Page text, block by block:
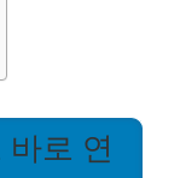
로 연